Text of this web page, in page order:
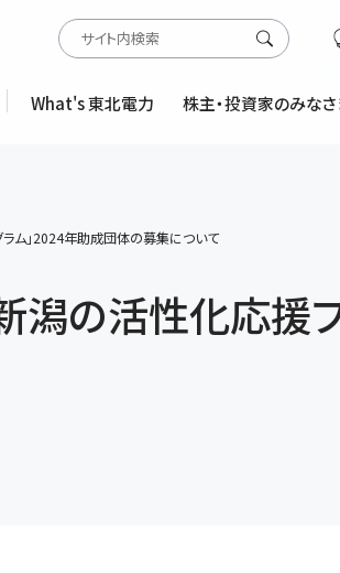
What's 東北電力 株主・投資家のみなさ
ム」2024年助成団体の募集について
潟の活性化応援